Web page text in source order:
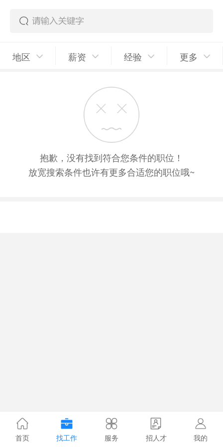
地区 薪资 经验 更多
抱歉，没有找到符合您条件的职位！
放宽搜索条件也许有更多合适您的职位哦~
首页 找工作 服务 招人才 我的